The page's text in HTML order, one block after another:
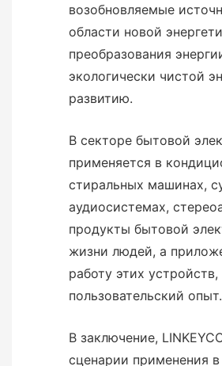
возобновляемые
области новой
преобразования
экологически чистой
развитию.
В секторе бытовой
применяется в
стиральных машинах,
аудиосистемах,
продукты бытовой
жизни людей, а
работу этих
пользовательский опыт.
В заключение,
сценарии применения